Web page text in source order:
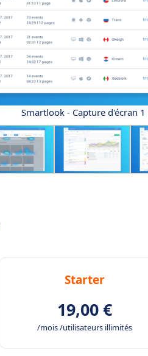
Smartlook - Capture d'écran 1
Starter
19,00 €
/mois /utilisateurs illimités